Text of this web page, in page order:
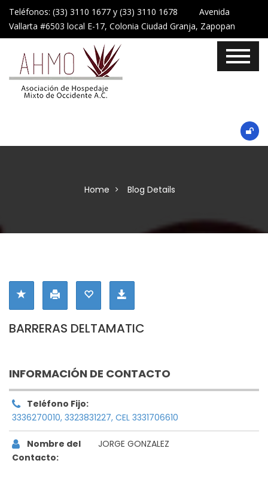
Teléfonos: (33) 3110 1677 y (33) 3110 1678 Avenida
Vallarta #6503 local E-17, Colonia Ciudad Granja, Zapopan
Home Blog Details
BARRERAS DELTAMATIC
INFORMACIÓN DE CONTACTO
Teléfono Fijo:
3336270010, 3323831227, CEL 3331706610
Nombre del
Contacto:
JORGE GONZALEZ